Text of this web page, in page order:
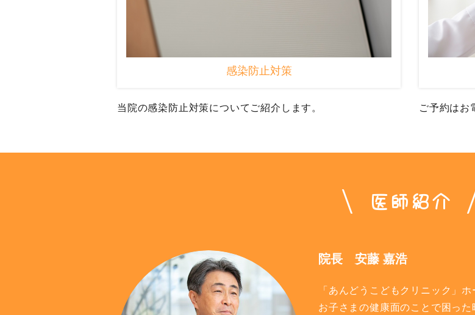
感染防止対策
当院の感染防止対策についてご紹介します。 ご予約はお
医師紹介
院長 安藤 嘉浩
「あんどうこどもクリニック」
お子さまの健康面のことで困っ